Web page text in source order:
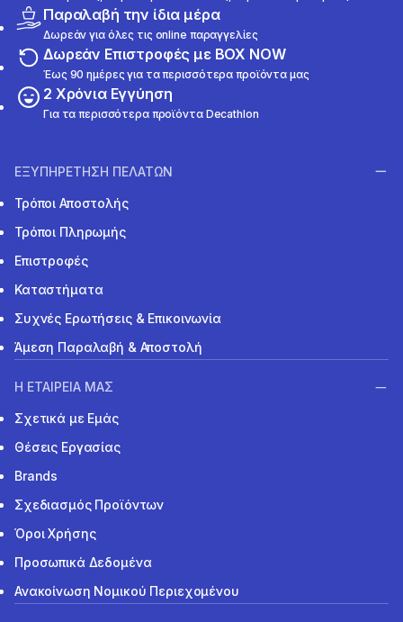
Παραλαβή την ίδια μέρα
Δωρεάν για όλες τις online παραγγελίες
Δωρεάν Επιστροφές με BOX NOW
Έως 90 ημέρες για τα περισσότερα προϊόντα μας
2 Χρόνια Εγγύηση
Για τα περισσότερα προϊόντα Decathlon
ΕΞΥΠΗΡΕΤΗΣΗ ΠΕΛΑΤΩΝ
Τρόποι Αποστολής
Τρόποι Πληρωμής
Επιστροφές
Καταστήματα
Συχνές Ερωτήσεις & Επικοινωνία
Άμεση Παραλαβή & Αποστολή
Η ΕΤΑΙΡΕΙΑ ΜΑΣ
Σχετικά με Εμάς
Θέσεις Εργασίας
Brands
Σχεδιασμός Προϊόντων
Όροι Χρήσης
Προσωπικά Δεδομένα
Ανακοίνωση Νομικού Περιεχομένου